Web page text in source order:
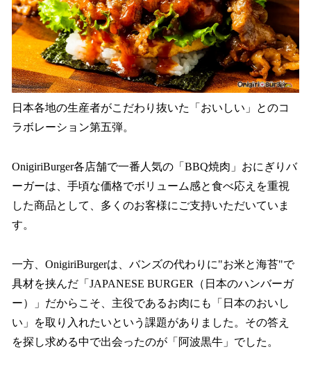
日本各地の生産者がこだわり抜いた「おいしい」とのコ
ラボレーション第五弾。
OnigiriBurger各店舗で一番人気の「BBQ焼肉」おにぎりバ
ーガーは、手頃な価格でボリューム感と食べ応えを重視
した商品として、多くのお客様にご支持いただいていま
す。
一方、OnigiriBurgerは、バンズの代わりに"お米と海苔"で
具材を挟んだ「JAPANESE BURGER（日本のハンバーガ
ー）」だからこそ、主役であるお肉にも「日本のおいし
い」を取り入れたいという課題がありました。その答え
を探し求める中で出会ったのが「阿波黒牛」でした。